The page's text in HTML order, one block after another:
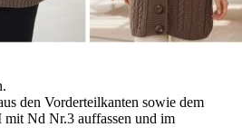
den Vorderteilkanten sowie dem
Nd Nr.3 auffassen und im